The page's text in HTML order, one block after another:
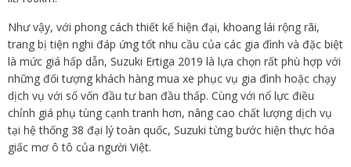
Như vậy, với phong cách thiết kế hiện đại, khoang lái rộng rãi,
trang bị tiện nghi đáp ứng tốt nhu cầu của các gia đình và đặc biệt
là mức giá hấp dẫn, Suzuki Ertiga 2019 là lựa chọn rất phù hợp với
những đối tượng khách hàng mua xe phục vụ gia đình hoặc chạy
dịch vụ với số vốn đầu tư ban đầu thấp. Cùng với nổ lực điều
chỉnh giá phụ tùng cạnh tranh hơn, nâng cao chất lượng dịch vụ
tại hệ thống 38 đại lý toàn quốc, Suzuki từng bước hiện thực hóa
giấc mơ ô tô của người Việt.